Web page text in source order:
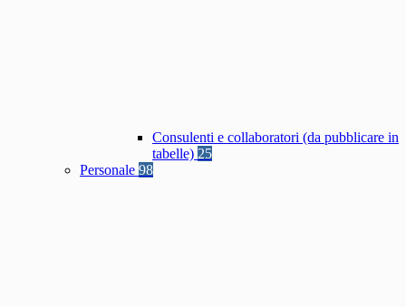
Consulenti e collaboratori (da pubblicare in
tabelle) 25
Personale 98